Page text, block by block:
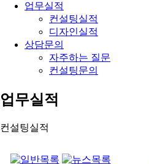
업무실적
컨설팅실적
디자인실적
상담문의
자주하는 질문
컨설팅문의
업무실적
컨설팅실적